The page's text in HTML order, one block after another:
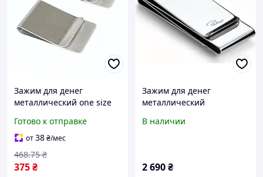
Зажим для денег
металлический one size
Готово к отправке
от38₴/мес
375₴
468.75 ₴
Зажим для денег
металлический
классический
В наличии
2 690₴